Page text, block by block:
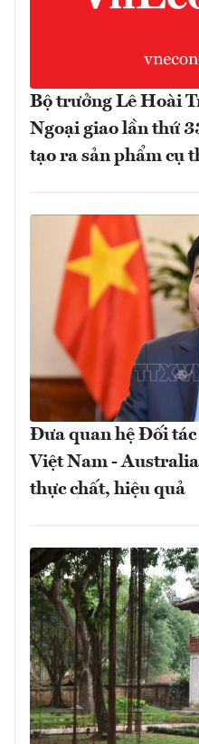
Bộ trưởng Lê Hoài
Ngoại giao lần thứ
tạo ra sản phẩm cụ
Đưa quan hệ Đối
Việt Nam -
thực chất, hiệu quả